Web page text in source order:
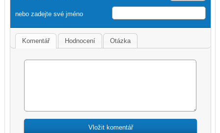
nebo zadejte své jméno
Komentář Hodnocení Otázka